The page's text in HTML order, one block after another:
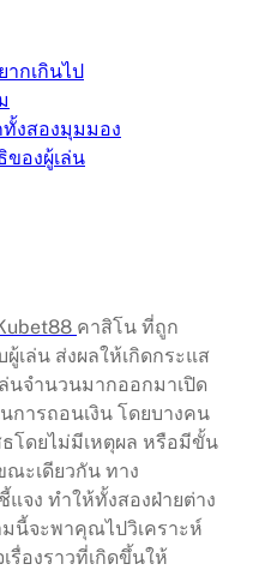
ากเกินไป
ทั้งสองมุมมอง
องผู้เล่น
คาสิโน ที่ถูก
ผู้เล่น ส่งผลให้เกิดกระแส
นจำนวนมากออกมาเปิด
การถอนเงิน โดยบางคน
โดยไม่มีเหตุผล หรือมีขั้น
ณะเดียวกัน ทาง
จง ทำให้ทั้งสองฝ่ายต่าง
นี้จะพาคุณไปวิเคราะห์
รื่องราวที่เกิดขึ้นให้